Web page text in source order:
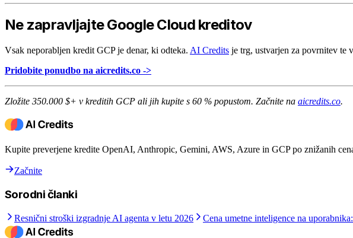
Ne zapravljajte Google Cloud kreditov
Vsak neporabljen kredit GCP je denar, ki odteka. AI Credits je trg, ustvarjen za povrnitev te
Pridobite ponudbo na aicredits.co ->
Zložite 350.000 $+ v kreditih GCP ali jih kupite s 60 % popustom. Začnite na aicredits.co.
Kupite preverjene kredite OpenAI, Anthropic, Gemini, AWS, Azure in GCP po znižanih
Začnite
Sorodni članki
Resnični stroški izgradnje AI agenta v letu 2026 Cena umetne inteligence na